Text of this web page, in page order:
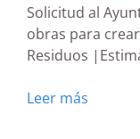
Solicitud al
obras para
Residuos
Leer más